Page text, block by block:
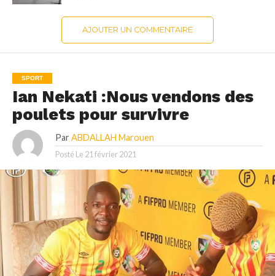
AJOUTER UN COMMENTAIRE
SPORT
Ian Nekati :Nous vendons des
poulets pour survivre
Par ABDALLAH Marouen
Posté Le 21 février 2021